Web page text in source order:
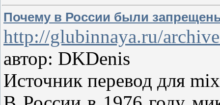
Почему в России были
http://glubinnaya.ru/
автор: DKDenis
Источник перевод для